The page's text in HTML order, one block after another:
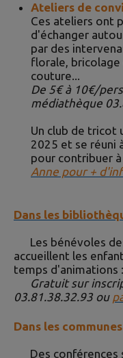
Ateliers de
Ces ateliers ont
d'échanger
par des
florale,
couture...
De 5€ à 10€/
médiathèque
Un club de tricot
2025 et se réuni
pour contribuer
Anne pour +
Dans les
Les bénévoles
accueillent les
temps d'animations
Gratuit sur
03.81.38.32.93 ou
Dans les
Des conférences